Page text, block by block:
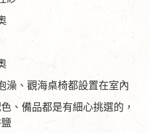
澡、觀海桌椅都設置在室內
、備品都是有細心挑選的，